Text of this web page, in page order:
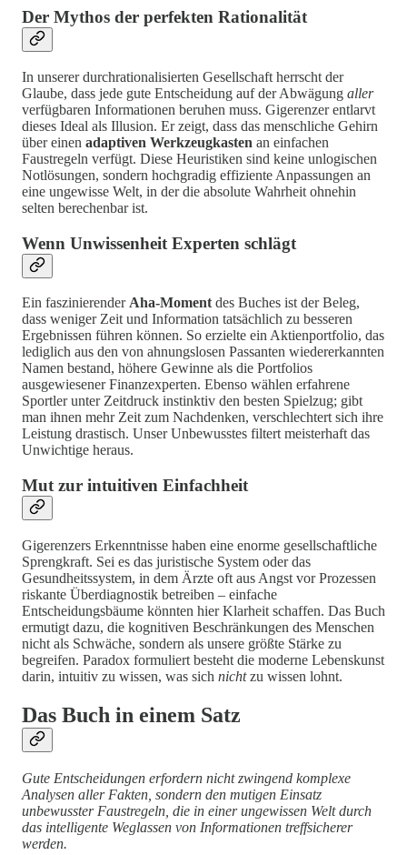
Der Mythos der perfekten Rationalität
In unserer durchrationalisierten Gesellschaft herrscht der
Glaube, dass jede gute Entscheidung auf der Abwägung aller
verfügbaren Informationen beruhen muss. Gigerenzer entlarvt
dieses Ideal als Illusion. Er zeigt, dass das menschliche Gehirn
über einen adaptiven Werkzeugkasten an einfachen
Faustregeln verfügt. Diese Heuristiken sind keine unlogischen
Notlösungen, sondern hochgradig effiziente Anpassungen an
eine ungewisse Welt, in der die absolute Wahrheit ohnehin
selten berechenbar ist.
Wenn Unwissenheit Experten schlägt
Ein faszinierenderAha-Momentdes Buches ist der Beleg,
dass weniger Zeit und Information tatsächlich zu besseren
Ergebnissen führen können. So erzielte ein Aktienportfolio, das
lediglich aus den von ahnungslosen Passanten wiedererkannten
Namen bestand, höhere Gewinne als die Portfolios
ausgewiesener Finanzexperten. Ebenso wählen erfahrene
Sportler unter Zeitdruck instinktiv den besten Spielzug; gibt
man ihnen mehr Zeit zum Nachdenken, verschlechtert sich ihre
Leistung drastisch. Unser Unbewusstes filtert meisterhaft das
Unwichtige heraus.
Mut zur intuitiven Einfachheit
Gigerenzers Erkenntnisse haben eine enorme gesellschaftliche
Sprengkraft. Sei es das juristische System oder das
Gesundheitssystem, in dem Ärzte oft aus Angst vor Prozessen
riskante Überdiagnostik betreiben – einfache
Entscheidungsbäume könnten hier Klarheit schaffen. Das Buch
ermutigt dazu, die kognitiven Beschränkungen des Menschen
nicht als Schwäche, sondern als unsere größte Stärke zu
begreifen. Paradox formuliert besteht die moderne Lebenskunst
darin, intuitiv zu wissen, was sich nichtzu wissen lohnt.
Das Buch in einem Satz
Gute Entscheidungen erfordern nicht zwingend komplexe
Analysen aller Fakten, sondern den mutigen Einsatz
unbewusster Faustregeln, die in einer ungewissen Welt durch
das intelligente Weglassen von Informationen treffsicherer
werden.